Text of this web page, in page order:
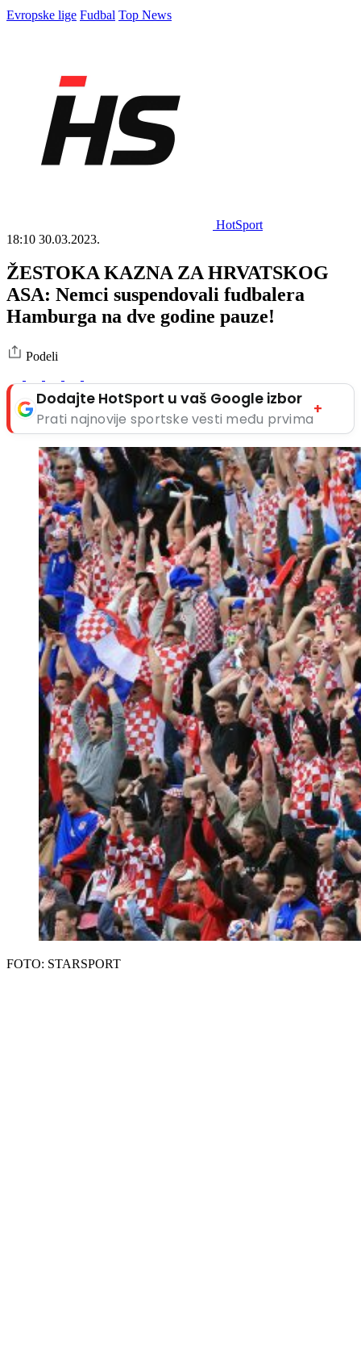
Evropske lige Fudbal Top News
HotSport
18:10 30.03.2023.
ŽESTOKA KAZNA ZA HRVATSKOG
ASA: Nemci suspendovali fudbalera
Hamburga na dve godine pauze!
Podeli
Dodajte HotSport u vaš Google izbor
Prati najnovije sportske vesti među prvima
+
FOTO: STARSPORT